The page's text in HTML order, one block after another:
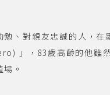
、對親友忠誠的人，在
」，83歲高齡的他雖
。